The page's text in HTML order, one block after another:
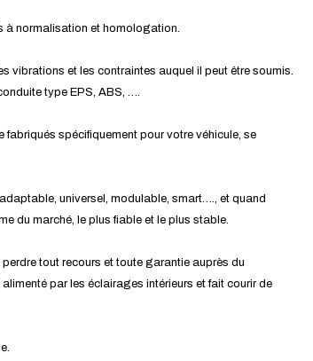
à normalisation et homologation.
vibrations et les contraintes auquel il peut être soumis.
type EPS, ABS, ….
fabriqués spécifiquement pour votre véhicule, se
universel, modulable, smart…., et quand
du marché, le plus fiable et le plus stable.
tout recours et toute garantie auprès du
par les éclairages intérieurs et fait courir de